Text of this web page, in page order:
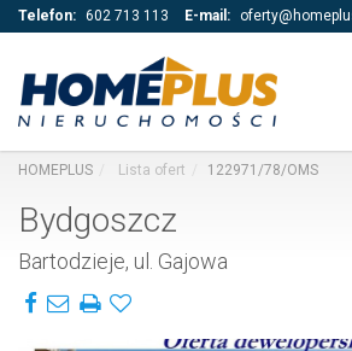
Telefon: 602 713 113 E-mail:
HOMEPLUS Lista ofert 122971/78/OMS
Bydgoszcz
Bartodzieje, ul. Gajowa